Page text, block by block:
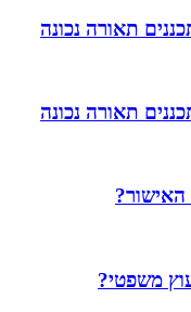
תאורה נכונה
תאורה נכונה
משפטי?